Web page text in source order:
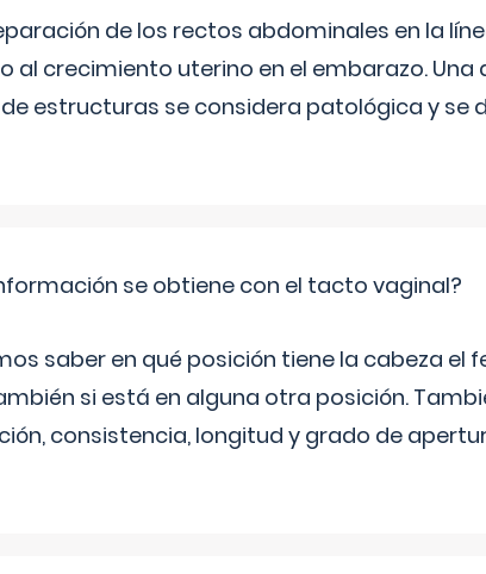
de los rectos abdominales en la
al crecimiento uterino en el embarazo.
estructuras se considera patológica y se
se obtiene con el tacto vaginal?
saber en qué posición tiene la cabeza el
si está en alguna otra posición.
consistencia, longitud y grado de